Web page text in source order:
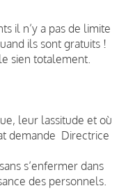
il n’y a pas de limite
ils sont gratuits !
sien totalement.
leur lassitude et où
demande Directrice
s’enfermer dans
des personnels.